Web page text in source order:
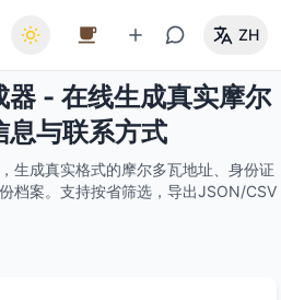
ZH
器 - 在线生成真实摩尔
息与联系方式
生成真实格式的摩尔多瓦地址、身份证
档案。支持按省筛选，导出JSON/CSV